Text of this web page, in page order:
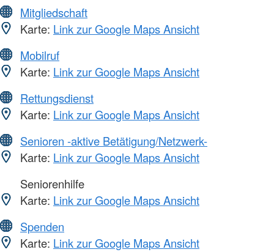
Mitgliedschaft
Karte: Link zur Google Maps Ansicht
Mobilruf
Karte: Link zur Google Maps Ansicht
Rettungsdienst
Karte: Link zur Google Maps Ansicht
Senioren -aktive Betätigung/Netzwerk-
Karte: Link zur Google Maps Ansicht
Seniorenhilfe
Karte: Link zur Google Maps Ansicht
Spenden
Karte: Link zur Google Maps Ansicht